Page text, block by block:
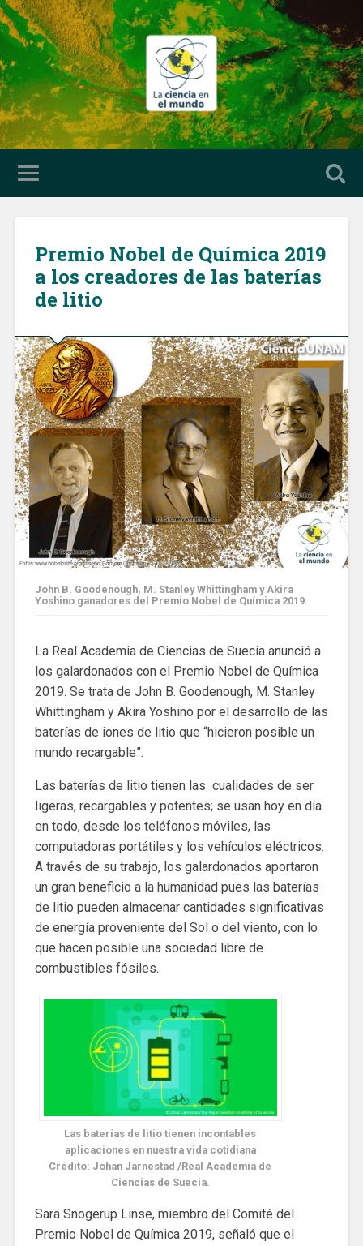
Premio Nobel de Química 2019
a los creadores de las baterías
de litio
John B. Goodenough, M. Stanley Whittingham y Akira
Yoshino ganadores del Premio Nobel de Química 2019.
La Real Academia de Ciencias de Suecia anunció a
los galardonados con el Premio Nobel de Química
2019. Se trata de John B. Goodenough, M. Stanley
Whittingham y Akira Yoshino por el desarrollo de las
baterías de iones de litio que “hicieron posible un
mundo recargable”.
Las baterías de litio tienen las cualidades de ser
ligeras, recargables y potentes; se usan hoy en día
en todo, desde los teléfonos móviles, las
computadoras portátiles y los vehículos eléctricos.
A través de su trabajo, los galardonados aportaron
un gran beneficio a la humanidad pues las baterías
de litio pueden almacenar cantidades significativas
de energía proveniente del Sol o del viento, con lo
que hacen posible una sociedad libre de
combustibles fósiles.
Las baterías de litio tienen incontables
aplicaciones en nuestra vida cotidiana
Crédito: Johan Jarnestad /Real Academia de
Ciencias de Suecia.
Sara Snogerup Linse, miembro del Comité del
Premio Nobel de Química 2019, señaló que el